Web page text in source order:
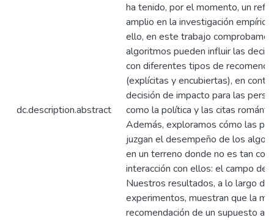
dc.description.abstract
ha tenido, por el momento, un
amplio en la investigación
ello, en este trabajo
algoritmos pueden influir las
con diferentes tipos de
(explícitas y encubiertas), en
decisión de impacto para las
como la política y las citas
Además, exploramos cómo las
juzgan el desempeño de los
en un terreno donde no es tan
interacción con ellos: el campo del
Nuestros resultados, a lo largo de
experimentos, muestran que la
recomendación de un supuesto